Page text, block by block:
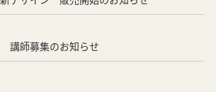
講師募集のお知らせ